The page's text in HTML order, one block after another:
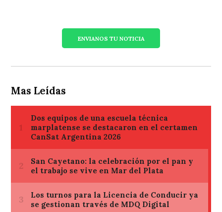
ENVIANOS TU NOTICIA
Mas Leídas